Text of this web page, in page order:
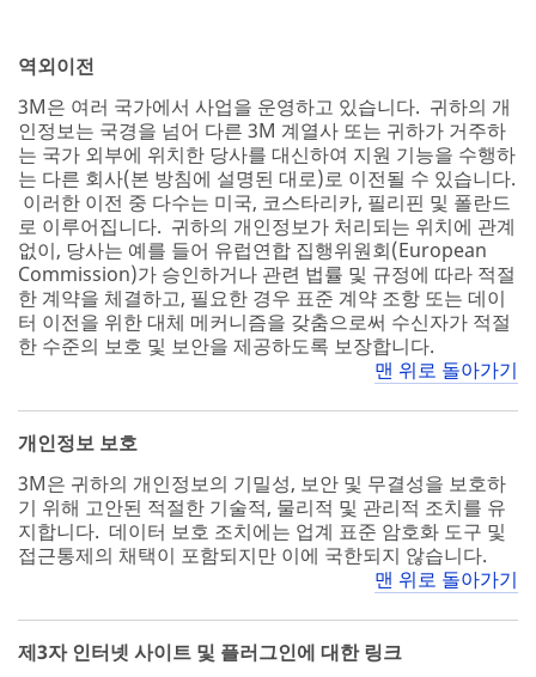
역외이전
3M은 여러 국가에서 사업을 운영하고 있습니다. 귀하의 개
인정보는 국경을 넘어 다른 3M 계열사 또는 귀하가 거주하
는 국가 외부에 위치한 당사를 대신하여 지원 기능을 수행하
는 다른 회사(본 방침에 설명된 대로)로 이전될 수 있습니다.
이러한 이전 중 다수는 미국, 코스타리카, 필리핀 및 폴란드
로 이루어집니다. 귀하의 개인정보가 처리되는 위치에 관계
없이, 당사는 예를 들어 유럽연합 집행위원회(European
Commission)가 승인하거나 관련 법률 및 규정에 따라 적절
한 계약을 체결하고, 필요한 경우 표준 계약 조항 또는 데이
터 이전을 위한 대체 메커니즘을 갖춤으로써 수신자가 적절
한 수준의 보호 및 보안을 제공하도록 보장합니다.
맨 위로 돌아가기
개인정보 보호
3M은 귀하의 개인정보의 기밀성, 보안 및 무결성을 보호하
기 위해 고안된 적절한 기술적, 물리적 및 관리적 조치를 유
지합니다. 데이터 보호 조치에는 업계 표준 암호화 도구 및
접근통제의 채택이 포함되지만 이에 국한되지 않습니다.
맨 위로 돌아가기
제3자 인터넷 사이트 및 플러그인에 대한 링크